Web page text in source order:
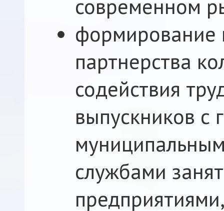
современном
формирование
партнерства
содействия
выпускников с
службами